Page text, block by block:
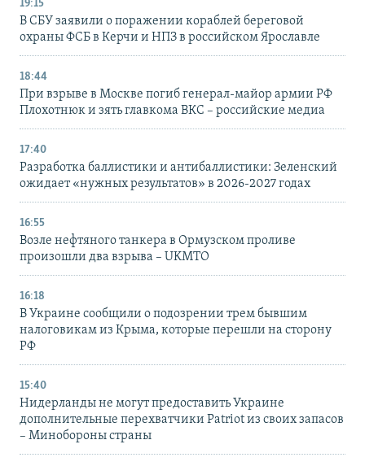
19:15
В СБУ заявили о поражении кораблей береговой
охраны ФСБ в Керчи и НПЗ в российском Ярославле
18:44
При взрыве в Москве погиб генерал-майор армии РФ
Плохотнюк и зять главкома ВКС – российские медиа
17:40
Разработка баллистики и антибаллистики: Зеленский
ожидает «нужных результатов» в 2026-2027 годах
16:55
Возле нефтяного танкера в Ормузском проливе
произошли два взрыва – UKMTO
16:18
В Украине сообщили о подозрении трем бывшим
налоговикам из Крыма, которые перешли на сторону
РФ
15:40
Нидерланды не могут предоставить Украине
дополнительные перехватчики Patriot из своих запасов
– Минобороны страны